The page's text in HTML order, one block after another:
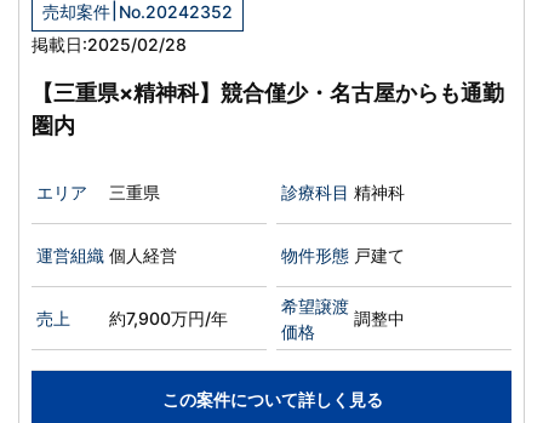
売却案件 No.20242352
掲載日:2025/02/28
【三重県×精神科】競合僅少・名古屋からも通勤
圏内
エリア 三重県 診療科目 精神科
運営組織 個人経営 物件形態 戸建て
売上 約7,900万円/年
希望譲渡
価格
調整中
この案件について詳しく見る